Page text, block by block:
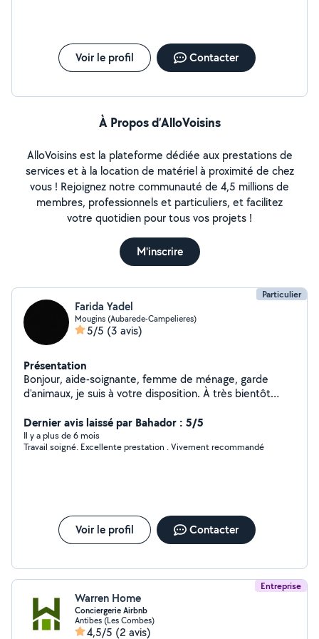
numériques (ordinateur, smartphone, démarches en
ligne) et assurer une présence bienveillante pour vous
seniors autonomes, résidents étrangers ou familles
recherchant une personne de confiance. Disponible
dans le 06 (Nice, Antibes, Cannes, Sophia Antipolis et
alentours). Prestations ponctuelles ou régulières selon
vos besoins.
Voir le profil Contacter
À Propos d’AlloVoisins
AlloVoisins est la plateforme dédiée aux prestations de
services et à la location de matériel à proximité de chez
vous ! Rejoignez notre communauté de 4,5 millions de
membres, professionnels et particuliers, et facilitez
votre quotidien pour tous vos projets !
M'inscrire
Particulier
Farida Yadel
Mougins (Aubarede-Campelieres)
5/5 (3 avis)
Présentation
Bonjour, aide-soignante, femme de ménage, garde
d'animaux, je suis à votre disposition. À très bientôt
Dernier avis laissé par Bahador : 5/5
Il y a plus de 6 mois
Travail soigné. Excellente prestation . Vivement recommandé
Voir le profil Contacter
Entreprise
Warren Home
Conciergerie Airbnb
Antibes (Les Combes)
4,5/5 (2 avis)